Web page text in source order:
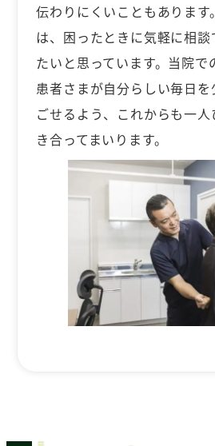
伝わりにくいこともあります
は、困ったときに気軽に相談
たいと思っています。当院で
患者さまが自分らしい毎日
ごせるよう、これからも一
き合ってまいります。